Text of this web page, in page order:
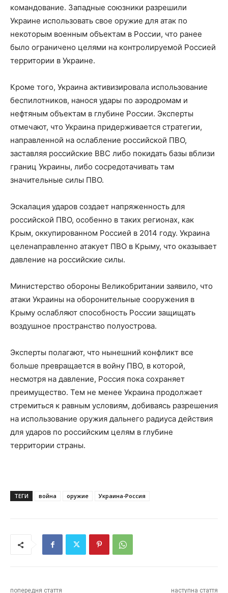
командование. Западные союзники разрешили
Украине использовать свое оружие для атак по
некоторым военным объектам в России, что ранее
было ограничено целями на контролируемой Россией
территории в Украине.
Кроме того, Украина активизировала использование
беспилотников, нанося удары по аэродромам и
нефтяным объектам в глубине России. Эксперты
отмечают, что Украина придерживается стратегии,
направленной на ослабление российской ПВО,
заставляя российские ВВС либо покидать базы вблизи
границ Украины, либо сосредотачивать там
значительные силы ПВО.
Эскалация ударов создает напряженность для
российской ПВО, особенно в таких регионах, как
Крым, оккупированном Россией в 2014 году. Украина
целенаправленно атакует ПВО в Крыму, что оказывает
давление на российские силы.
Министерство обороны Великобритании заявило, что
атаки Украины на оборонительные сооружения в
Крыму ослабляют способность России защищать
воздушное пространство полуострова.
Эксперты полагают, что нынешний конфликт все
больше превращается в войну ПВО, в которой,
несмотря на давление, Россия пока сохраняет
преимущество. Тем не менее Украина продолжает
стремиться к равным условиям, добиваясь разрешения
на использование оружия дальнего радиуса действия
для ударов по российским целям в глубине
территории страны.
ТЕГИ война оружие Украина-Россия
попередня стаття наступна стаття